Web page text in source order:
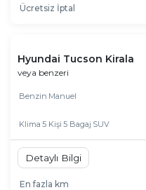
Ücretsiz İptal
Hyundai Tucson Kirala
veya benzeri
Benzin Manuel
Klima 5 Kişi 5 Bagaj SUV
Detaylı Bilgi
En fazla km